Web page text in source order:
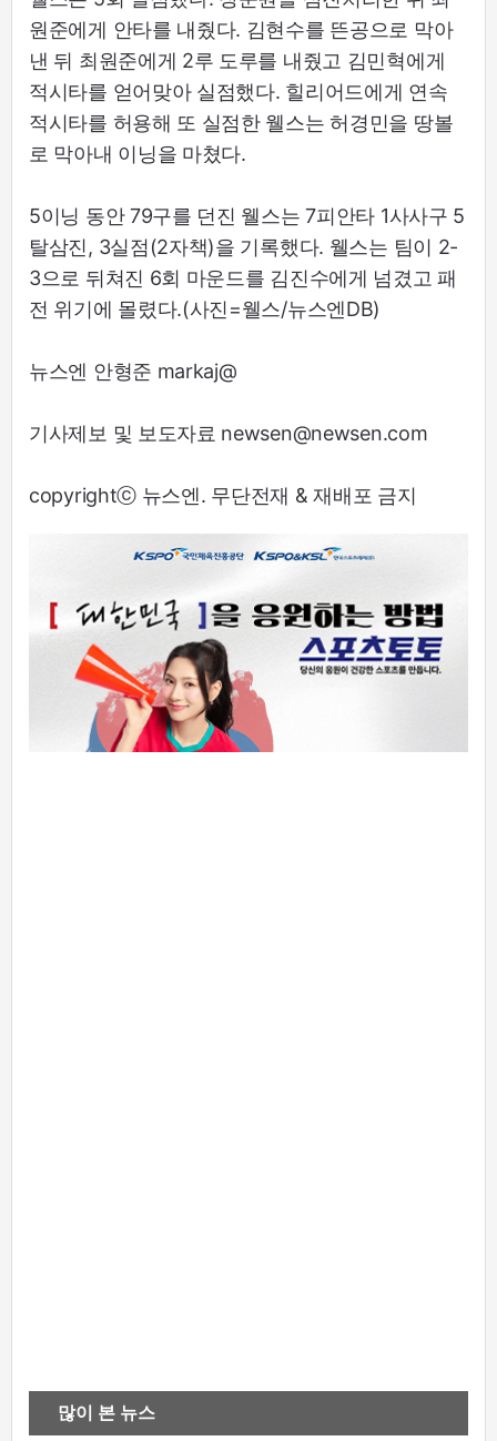
원준에게 안타를 내줬다. 김현수를 뜬공으로 막아
낸 뒤 최원준에게 2루 도루를 내줬고 김민혁에게
적시타를 얻어맞아 실점했다. 힐리어드에게 연속
적시타를 허용해 또 실점한 웰스는 허경민을 땅볼
로 막아내 이닝을 마쳤다.
5이닝 동안 79구를 던진 웰스는 7피안타 1사사구 5
탈삼진, 3실점(2자책)을 기록했다. 웰스는 팀이 2-
3으로 뒤쳐진 6회 마운드를 김진수에게 넘겼고 패
전 위기에 몰렸다.(사진=웰스/뉴스엔DB)
뉴스엔 안형준 markaj@
기사제보 및 보도자료 newsen@newsen.com
copyrightⓒ 뉴스엔. 무단전재 & 재배포 금지
많이 본 뉴스